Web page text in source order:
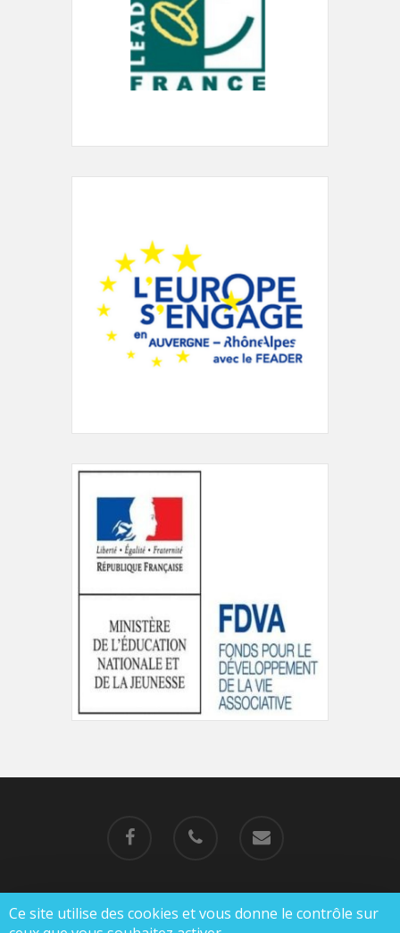
© 2019-2023 MJC de Charlieu |Mentions légales
Ce site utilise des cookies et vous donne le contrôle sur